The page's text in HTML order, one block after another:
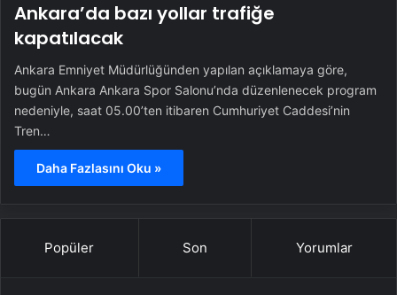
Ankara’da bazı yollar trafiğe
kapatılacak
Ankara Emniyet Müdürlüğünden yapılan açıklamaya göre,
bugün Ankara Ankara Spor Salonu’nda düzenlenecek program
nedeniyle, saat 05.00’ten itibaren Cumhuriyet Caddesi’nin
Tren…
Daha Fazlasını Oku »
Popüler Son Yorumlar